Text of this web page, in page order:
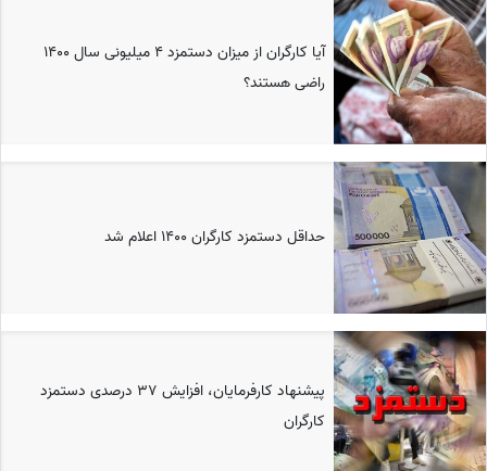
آیا کارگران از میزان دستمزد 4 میلیونی سال ۱۴۰۰
راضی هستند؟
حداقل دستمزد کارگران 1400 اعلام شد
پیشنهاد کارفرمایان، افزایش ۳۷ درصدی دستمزد
کارگران